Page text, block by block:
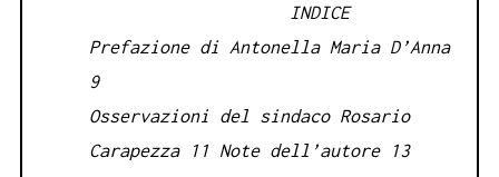
INDICE
Prefazione di Antonella Maria D’Anna
9
Osservazioni del sindaco Rosario
Carapezza 11 Note dell’autore 13